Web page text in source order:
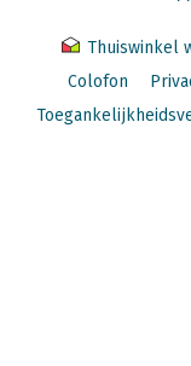
Thuiswinkel
Colofon